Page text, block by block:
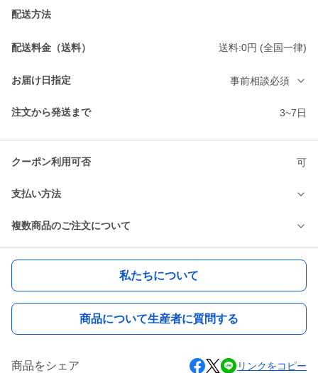
配送方法
配送料金（送料） 送料:0円 (全国一律)
お届け日指定 事前相談必須
注文から発送まで 3~7日
クーポン利用可否 可
支払い方法
複数商品のご注文について
私たちについて
商品について生産者に質問する
商品をシェア リンクをコピー